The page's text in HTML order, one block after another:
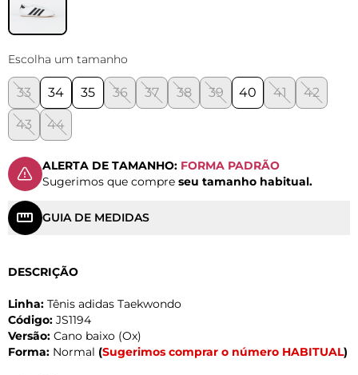
Escolha um tamanho
33 34 35 36 37 38 39 40 41 42
43 44
ALERTA DE TAMANHO: FORMA PADRÃO
Sugerimos que compre seu tamanho habitual.
GUIA DE MEDIDAS
DESCRIÇÃO
Linha: Tênis adidas Taekwondo
Código: JS1194
Versão: Cano baixo (Ox)
Forma: Normal (Sugerimos comprar o número HABITUAL)